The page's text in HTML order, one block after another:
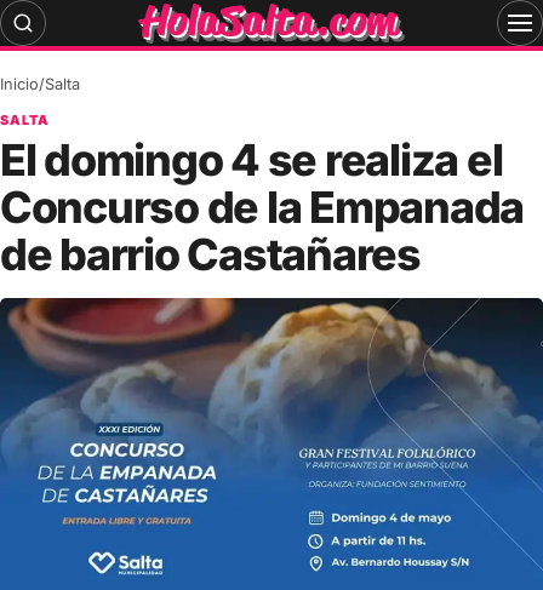
Skip
to
Inicio/Salta
SALTA
El domingo 4 se realiza el
Concurso de la Empanada
de barrio Castañares